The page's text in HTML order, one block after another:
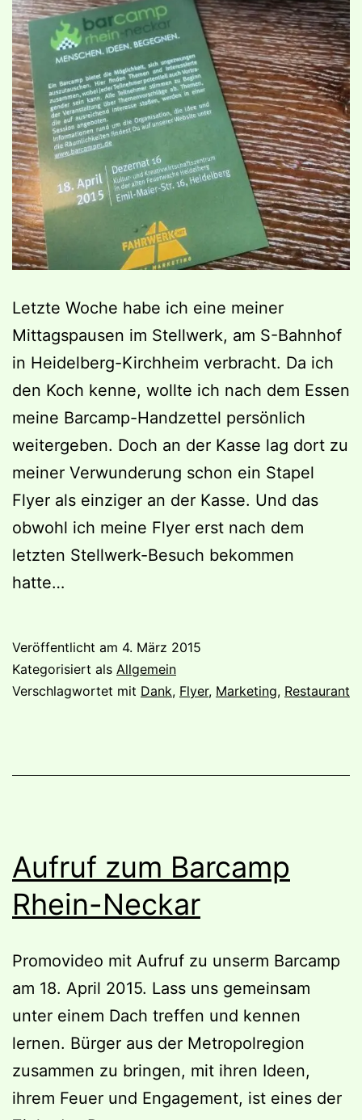
Letzte Woche habe ich eine meiner
Mittagspausen im Stellwerk, am S-Bahnhof
in Heidelberg-Kirchheim verbracht. Da ich
den Koch kenne, wollte ich nach dem Essen
meine Barcamp-Handzettel persönlich
weitergeben. Doch an der Kasse lag dort zu
meiner Verwunderung schon ein Stapel
Flyer als einziger an der Kasse. Und das
obwohl ich meine Flyer erst nach dem
letzten Stellwerk-Besuch bekommen
hatte…
Veröffentlicht am 4. März 2015
Kategorisiert als Allgemein
Verschlagwortet mit Dank, Flyer, Marketing, Restaurant
Aufruf zum Barcamp
Rhein-Neckar
Promovideo mit Aufruf zu unserm Barcamp
am 18. April 2015. Lass uns gemeinsam
unter einem Dach treffen und kennen
lernen. Bürger aus der Metropolregion
zusammen zu bringen, mit ihren Ideen,
ihrem Feuer und Engagement, ist eines der